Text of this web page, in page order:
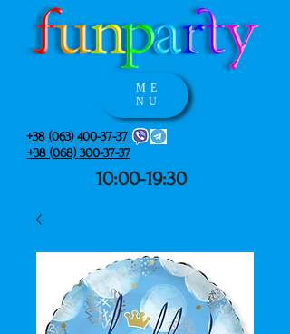
+38 (063) 400-37-37
+38 (068) 300-37-37
10:00-19:30
ME
NU